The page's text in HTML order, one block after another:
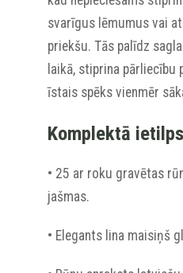
svarīgus lēmumus vai
priekšu. Tās palīdz
laikā, stiprina pārliecību
īstais spēks vienmēr
Komplektā
• 25 ar roku gravētas
jašmas.
• Elegants lina maisiņš